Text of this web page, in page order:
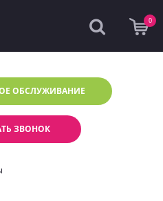
0
ОБСЛУЖИВАНИЕ
ЗВОНОК